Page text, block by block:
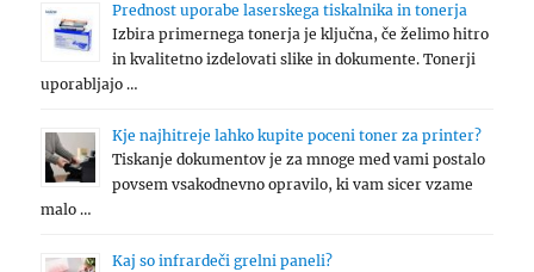
Prednost uporabe laserskega tiskalnika in tonerja
Izbira primernega tonerja je ključna, če želimo hitro
in kvalitetno izdelovati slike in dokumente. Tonerji
uporabljajo …
Kje najhitreje lahko kupite poceni toner za printer?
Tiskanje dokumentov je za mnoge med vami postalo
povsem vsakodnevno opravilo, ki vam sicer vzame
malo …
Kaj so infrardeči grelni paneli?